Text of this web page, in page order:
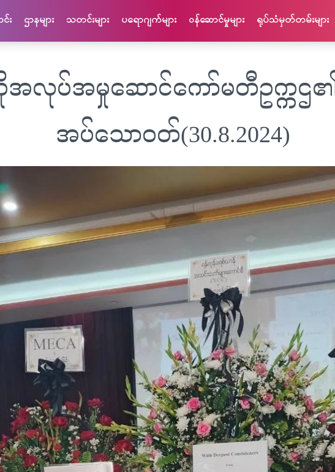
း ဌာနများ သတင်းများ ပရောဂျက်များ ဝန်​ဆောင်​မှု​များ ရုပ်သံမှတ်တမ်းများ
လုပ်အမှုဆောင်ကော်မတီဥက္ကဌ၏
အပ်သောဝတ်(30.8.2024)